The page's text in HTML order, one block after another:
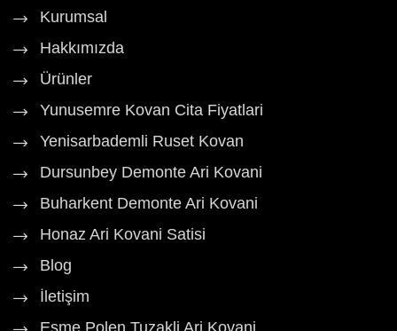
Kurumsal
Hakkımızda
Ürünler
Yunusemre Kovan Cita Fiyatlari
Yenisarbademli Ruset Kovan
Dursunbey Demonte Ari Kovani
Buharkent Demonte Ari Kovani
Honaz Ari Kovani Satisi
Blog
İletişim